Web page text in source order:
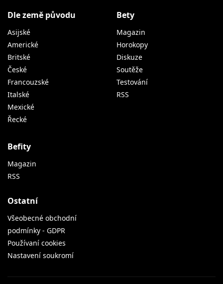
Dle země původu
Asijské
Americké
Britské
České
Francouzské
Italské
Mexické
Řecké
Bety
Magazin
Horokopy
Diskuze
Soutěže
Testování
RSS
Befity
Magazin
RSS
Ostatní
Všeobecné obchodní
podmínky - GDPR
Používaní cookies
Nastavení soukromí